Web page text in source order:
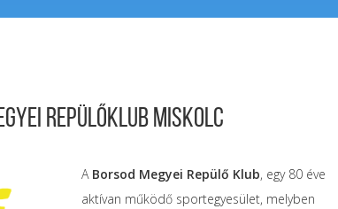
Repülőklub Miskolc
A Borsod Megyei Repülő Klub, egy 80 éve
aktívan működő sportegyesület, melyben